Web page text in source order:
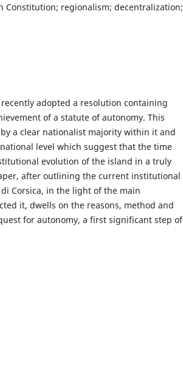
Constitution; regionalism; decentralization;
adopted a resolution containing
of a statute of autonomy. This
a clear nationalist majority within it and
level which suggest that the time
evolution of the island in a truly
after outlining the current institutional
Corsica, in the light of the main
it, dwells on the reasons, method and
for autonomy, a first significant step of